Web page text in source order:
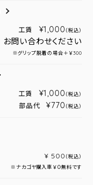
工賃 ¥1,000 （税込）
お問い合わせください
※グリップ脱着の場合＋￥300
工賃 ¥1,000 （税込）
部品代 ¥770 （税込）
¥ 500 （税込）
※ナカゴヤ購入車￥０無料です